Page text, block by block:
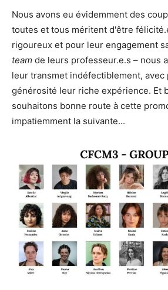
Nous avons eu évidemment des
toutes et tous méritent d'être
rigoureux et pour leur engagement
team de leurs professeur.e.s – nous
leur transmet indéfectiblement, avec
générosité leur riche expérience. Et
souhaitons bonne route à cette
impatiemment la suivante...